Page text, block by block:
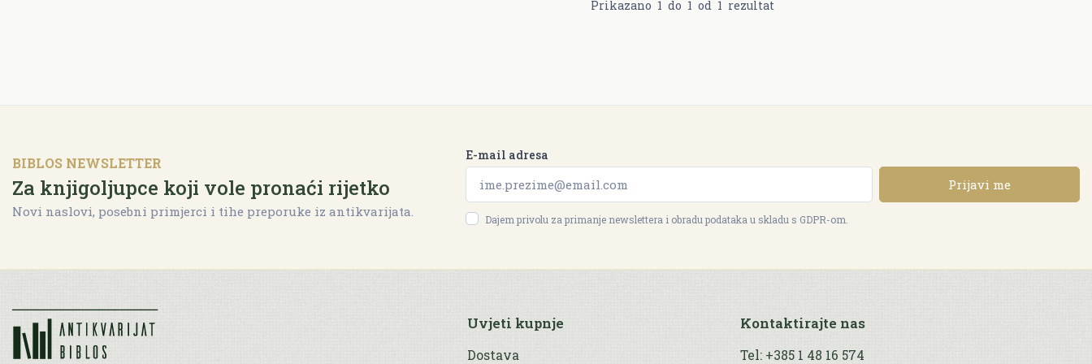
Prikazano 1 do 1 od 1 rezultat
BIBLOS NEWSLETTER
Za knjigoljupce koji vole pronaći rijetko
Novi naslovi, posebni primjerci i tihe preporuke iz antikvarijata.
E-mail adresa
Prijavi me
Dajem privolu za primanje newslettera i obradu podataka u skladu s GDPR-om.
Uvjeti kupnje
Dostava
Kontaktirajte nas
Tel: +385 1 48 16 574